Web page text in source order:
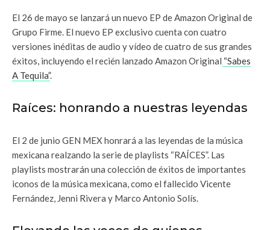
El 26 de mayo se lanzará un nuevo EP de Amazon Original de
Grupo Firme. El nuevo EP exclusivo cuenta con cuatro
versiones inéditas de audio y vídeo de cuatro de sus grandes
éxitos, incluyendo el recién lanzado Amazon Original “Sabes
A Tequila”.
Raíces: honrando a nuestras leyendas
El 2 de junio GEN MEX honrará a las leyendas de la música
mexicana realzando la serie de playlists “RAÍCES”. Las
playlists mostrarán una colección de éxitos de importantes
iconos de la música mexicana, como el fallecido Vicente
Fernández, Jenni Rivera y Marco Antonio Solís.